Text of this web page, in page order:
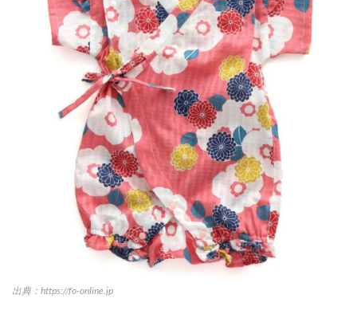
出典：https://fo-online.jp